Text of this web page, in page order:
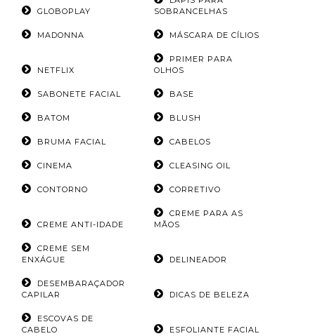
GLOBOPLAY
SOBRANCELHAS
MADONNA MÁSCARA DE CÍLIOS
NETFLIX
PRIMER PARA
OLHOS
SABONETE FACIAL BASE
BATOM BLUSH
BRUMA FACIAL CABELOS
CINEMA CLEASING OIL
CONTORNO CORRETIVO
CREME ANTI-IDADE
CREME PARA AS
MÃOS
CREME SEM
ENXÁGUE
DELINEADOR
DESEMBARAÇADOR
CAPILAR
DICAS DE BELEZA
ESCOVAS DE
CABELO
ESFOLIANTE FACIAL